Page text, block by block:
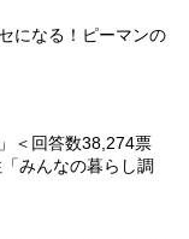
になる！ピーマンの
＜回答数38,274票
みんなの暮らし調